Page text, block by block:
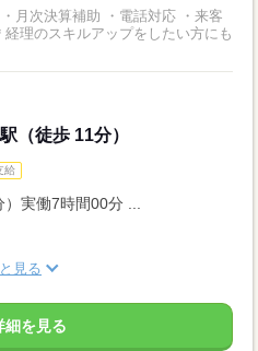
（徒歩 11分）
給
実働7時間00分 ...
見る
細を見る